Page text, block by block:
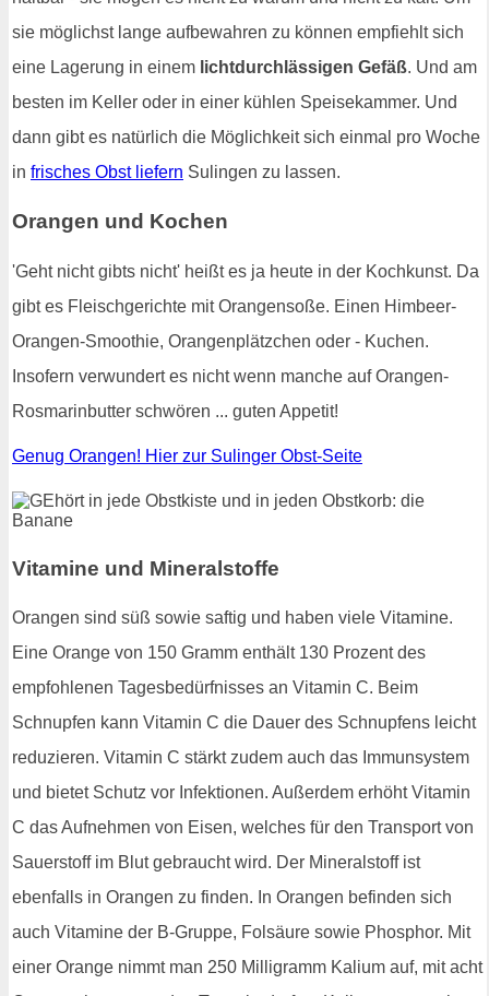
sie möglichst lange aufbewahren zu können empfiehlt sich
eine Lagerung in einem lichtdurchlässigen Gefäß. Und am
besten im Keller oder in einer kühlen Speisekammer. Und
dann gibt es natürlich die Möglichkeit sich einmal pro Woche
in frisches Obst liefern Sulingen zu lassen.
Orangen und Kochen
'Geht nicht gibts nicht' heißt es ja heute in der Kochkunst. Da
gibt es Fleischgerichte mit Orangensoße. Einen Himbeer-
Orangen-Smoothie, Orangenplätzchen oder - Kuchen.
Insofern verwundert es nicht wenn manche auf Orangen-
Rosmarinbutter schwören ... guten Appetit!
Genug Orangen! Hier zur Sulinger Obst-Seite
Vitamine und Mineralstoffe
Orangen sind süß sowie saftig und haben viele Vitamine.
Eine Orange von 150 Gramm enthält 130 Prozent des
empfohlenen Tagesbedürfnisses an Vitamin C. Beim
Schnupfen kann Vitamin C die Dauer des Schnupfens leicht
reduzieren. Vitamin C stärkt zudem auch das Immunsystem
und bietet Schutz vor Infektionen. Außerdem erhöht Vitamin
C das Aufnehmen von Eisen, welches für den Transport von
Sauerstoff im Blut gebraucht wird. Der Mineralstoff ist
ebenfalls in Orangen zu finden. In Orangen befinden sich
auch Vitamine der B-Gruppe, Folsäure sowie Phosphor. Mit
einer Orange nimmt man 250 Milligramm Kalium auf, mit acht